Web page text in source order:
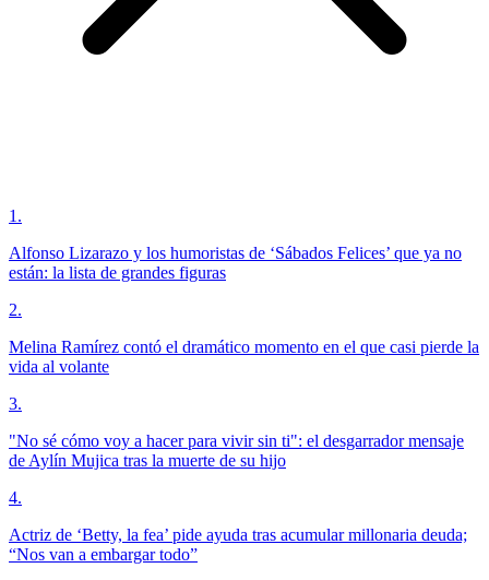
1 .
Alfonso Lizarazo y los humoristas de ‘Sábados Felices’ que ya no
están: la lista de grandes figuras
2.
Melina Ramírez contó el dramático momento en el que casi pierde la
vida al volante
3.
"No sé cómo voy a hacer para vivir sin ti": el desgarrador mensaje
de Aylín Mujica tras la muerte de su hijo
4.
Actriz de ‘Betty, la fea’ pide ayuda tras acumular millonaria deuda;
“Nos van a embargar todo”